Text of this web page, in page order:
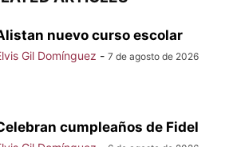
nuevo curso escolar
Gil Domínguez - 7 de agosto de 2026
cumpleaños de Fidel